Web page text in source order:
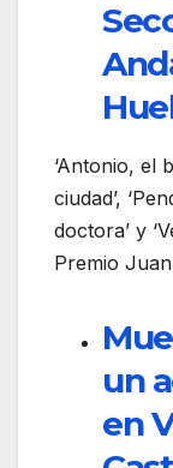
‘Antonio, el
ciudad’,
doctora’ y
Premio
un
en